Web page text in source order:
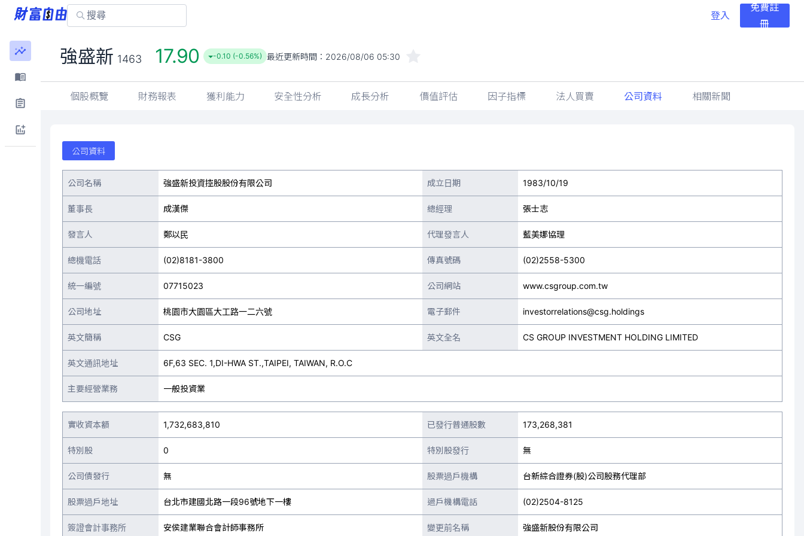
登入
免費註
冊
強盛新 1463 17.90 -0.10 (-0.56%) 最近更新時間： 2026/08/06 05:30
個股概覽 財務報表 獲利能力 安全性分析 成長分析 價值評估 因子指標 法人買賣 公司資料 相關新聞
公司資料
公司名稱 強盛新投資控股股份有限公司 成立日期 1983/10/19
董事長 成漢傑 總經理 張士志
發言人 鄭以民 代理發言人 藍美娜協理
總機電話 (02)8181-3800 傳真號碼 (02)2558-5300
統一編號 07715023 公司網站 www.csgroup.com.tw
公司地址 桃園市大園區大工路一二六號 電子郵件 investorrelations@csg.holdings
英文簡稱 CSG 英文全名 CS GROUP INVESTMENT HOLDING LIMITED
英文通訊地址 6F,63 SEC. 1,DI-HWA ST.,TAIPEI, TAIWAN, R.O.C
主要經營業務 一般投資業
實收資本額 1,732,683,810 已發行普通股數 173,268,381
特別股 0 特別股發行 無
公司債發行 無 股票過戶機構 台新綜合證券(股)公司股務代理部
股票過戶地址 台北市建國北路一段96號地下一樓 過戶機構電話 (02)2504-8125
簽證會計事務所 安侯建業聯合會計師事務所 變更前名稱 強盛新股份有限公司